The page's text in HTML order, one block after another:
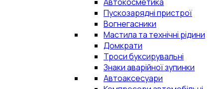
Пускозарядні пристрої
Вогнегасники
Мастила та технічні рідини
Домкрати
Троси буксирувальні
Знаки аварійної зупинки
Автоаксесуари